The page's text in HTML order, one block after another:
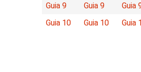
Guia 9
Guia 9 Guia
Guia 10
Guia 10 Guia